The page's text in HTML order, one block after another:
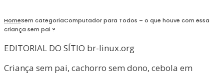
HomeSem categoriaComputador para Todos – o que houve com essa
criança sem pai ?
EDITORIAL DO SÍTIO br-linux.org
Criança sem pai, cachorro sem dono, cebola em